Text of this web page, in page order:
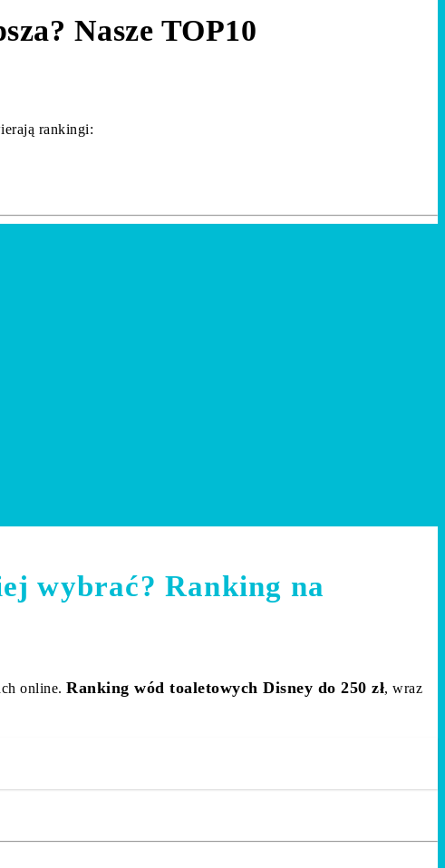
Nasze TOP10
rankingi:
wybrać? Ranking na
online. Ranking wód toaletowych Disney do 250 zł, wraz